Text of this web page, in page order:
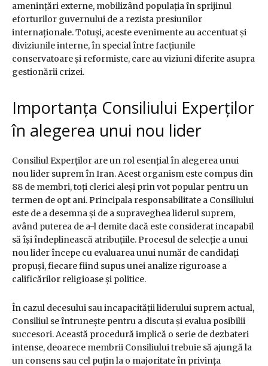
amenințări externe, mobilizând populația în sprijinul
eforturilor guvernului de a rezista presiunilor
internaționale. Totuși, aceste evenimente au accentuat și
diviziunile interne, în special între facțiunile
conservatoare și reformiste, care au viziuni diferite asupra
gestionării crizei.
Importanța Consiliului Experților
în alegerea unui nou lider
Consiliul Experților are un rol esențial în alegerea unui
nou lider suprem în Iran. Acest organism este compus din
88 de membri, toți clerici aleși prin vot popular pentru un
termen de opt ani. Principala responsabilitate a Consiliului
este de a desemna și de a supraveghea liderul suprem,
având puterea de a-l demite dacă este considerat incapabil
să își îndeplinească atribuțiile. Procesul de selecție a unui
nou lider începe cu evaluarea unui număr de candidați
propuși, fiecare fiind supus unei analize riguroase a
calificărilor religioase și politice.
În cazul decesului sau incapacității liderului suprem actual,
Consiliul se întrunește pentru a discuta și evalua posibilii
succesori. Această procedură implică o serie de dezbateri
intense, deoarece membrii Consiliului trebuie să ajungă la
un consens sau cel puțin la o majoritate în privința